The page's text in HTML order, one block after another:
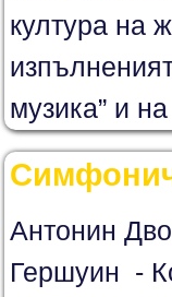
култура на
музика” и
Антонин
Гершуин -